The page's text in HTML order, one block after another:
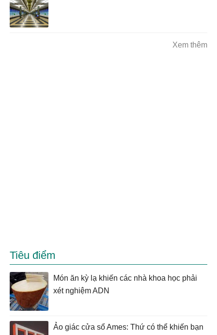
Xem thêm
Tiêu điểm
Món ăn kỳ lạ khiến các nhà khoa học phải
xét nghiệm ADN
Ảo giác cửa sổ Ames: Thứ có thể khiến bạn